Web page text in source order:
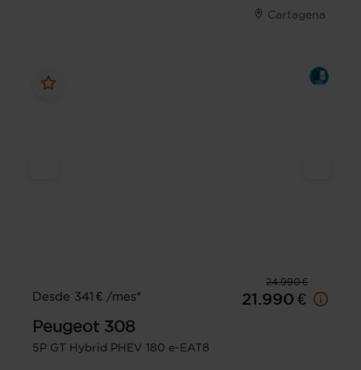
Cartagena
24.990 €
Desde 341 € /mes*
21.990 €
Peugeot 308
5P GT Hybrid PHEV 180 e-EAT8